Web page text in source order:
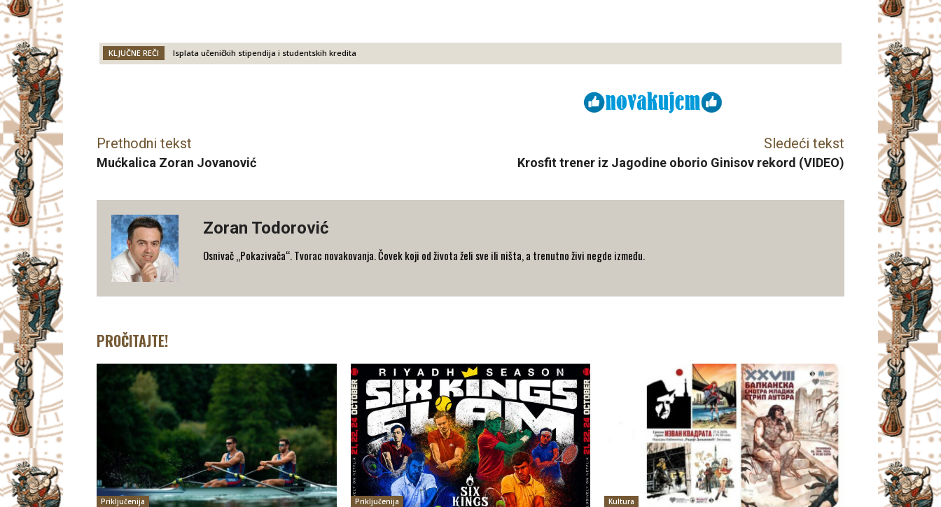
KLJUČNE REČI Isplata učeničkih stipendija i studentskih kredita
Prethodni tekst
Mućkalica Zoran Jovanović
Sledeći tekst
Krosfit trener iz Jagodine oborio Ginisov rekord (VIDEO)
Zoran Todorović
Osnivač „Pokazivača“. Tvorac novakovanja. Čovek koji od života želi sve ili ništa, a trenutno živi negde između.
PROČITAJTE!
Priključenija Priključenija Kultura